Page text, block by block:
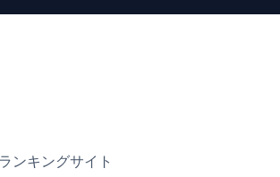
ンキングサイト